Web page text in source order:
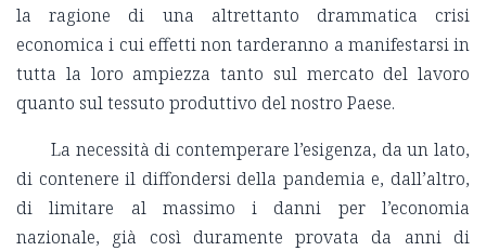
la ragione di una altrettanto drammatica crisi
economica i cui effetti non tarderanno a manifestarsi in
tutta la loro ampiezza tanto sul mercato del lavoro
quanto sul tessuto produttivo del nostro Paese.
La necessità di contemperare l’esigenza, da un lato,
di contenere il diffondersi della pandemia e, dall’altro,
di limitare al massimo i danni per l’economia
nazionale, già così duramente provata da anni di